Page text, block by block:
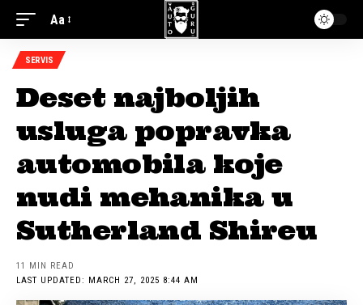
Aa
SERVIS
Deset najboljih
usluga popravka
automobila koje
nudi mehanika u
Sutherland Shireu
LAST UPDATED: MARCH 27, 2025 8:44 AM
11 MIN READ